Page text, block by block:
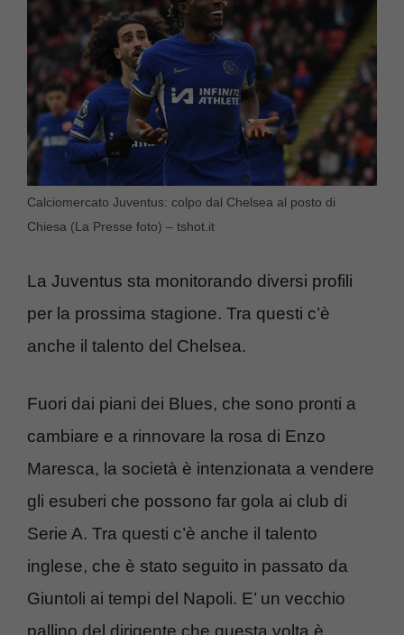
Calciomercato Juventus: colpo dal Chelsea al posto di
Chiesa (La Presse foto) – tshot.it
La Juventus sta monitorando diversi profili
per la prossima stagione. Tra questi c’è
anche il talento del Chelsea.
Fuori dai piani dei Blues, che sono pronti a
cambiare e a rinnovare la rosa di Enzo
Maresca, la società è intenzionata a vendere
gli esuberi che possono far gola ai club di
Serie A. Tra questi c’è anche il talento
inglese, che è stato seguito in passato da
Giuntoli ai tempi del Napoli. E’ un vecchio